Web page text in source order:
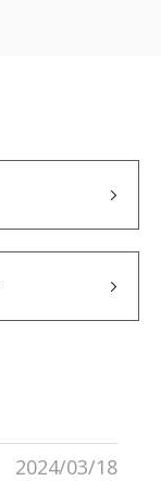
2024/03/18